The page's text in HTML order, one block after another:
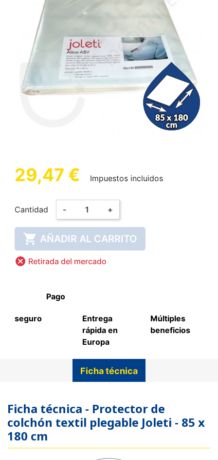
29,47 € Impuestos incluidos
Cantidad - +
 AÑADIR AL CARRITO
 Retirada del mercado
Pago
seguro
Entrega
rápida en
Europa
Múltiples
beneficios
Ficha técnica
Ficha técnica - Protector de
colchón textil plegable Joleti - 85 x
180 cm